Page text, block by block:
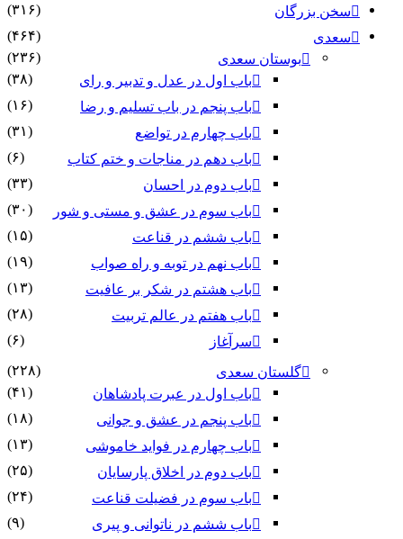
سخن بزرگان
(۳۱۶)
سعدی
(۴۶۴)
بوستان سعدی
(۲۳۶)
باب اول در عدل و تدبیر و رای
(۳۸)
باب پنجم در باب تسلیم و رضا
(۱۶)
باب چهارم در تواضع
(۳۱)
باب دهم در مناجات و ختم کتاب
(۶)
باب دوم در احسان
(۳۳)
باب سوم در عشق و مستی و شور
(۳۰)
باب ششم در قناعت
(۱۵)
باب نهم در توبه و راه صواب
(۱۹)
باب هشتم در شکر بر عافیت
(۱۳)
باب هفتم در عالم تربیت
(۲۸)
سرآغاز
(۶)
گلستان سعدی
(۲۲۸)
باب اول در عبرت پادشاهان
(۴۱)
باب پنجم در عشق و جوانى
(۱۸)
باب چهارم در فواید خاموشى
(۱۳)
باب دوم در اخلاق پارسایان
(۲۵)
باب سوم در فضیلت قناعت
(۲۴)
باب ششم در ناتوانى و پیرى
(۹)